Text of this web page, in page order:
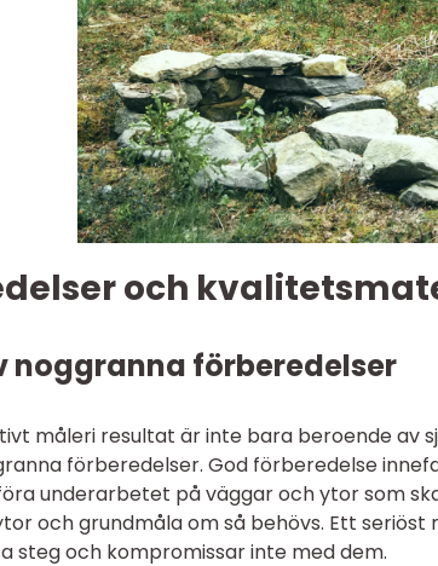
och
noggranna förberedelser
måleri resultat är inte bara beroende av
förberedelser. God förberedelse
underarbetet på väggar och ytor som
och grundmåla om så behövs. Ett
steg och kompromissar inte med dem.